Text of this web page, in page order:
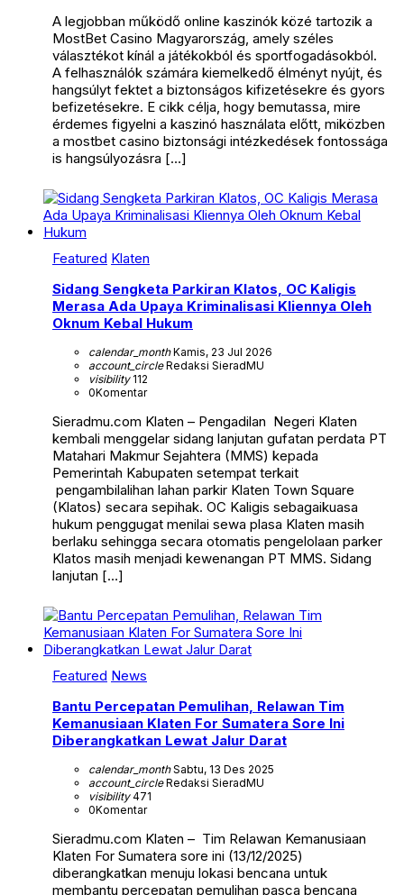
A legjobban működő online kaszinók közé tartozik a
MostBet Casino Magyarország, amely széles
választékot kínál a játékokból és sportfogadásokból.
A felhasználók számára kiemelkedő élményt nyújt, és
hangsúlyt fektet a biztonságos kifizetésekre és gyors
befizetésekre. E cikk célja, hogy bemutassa, mire
érdemes figyelni a kaszinó használata előtt, miközben
a mostbet casino biztonsági intézkedések fontossága
is hangsúlyozásra […]
Featured Klaten
Sidang Sengketa Parkiran Klatos, OC Kaligis
Merasa Ada Upaya Kriminalisasi Kliennya Oleh
Oknum Kebal Hukum
calendar_monthKamis, 23 Jul 2026
account_circleRedaksi SieradMU
visibility112
0Komentar
Sieradmu.com Klaten – Pengadilan Negeri Klaten
kembali menggelar sidang lanjutan gufatan perdata PT
Matahari Makmur Sejahtera (MMS) kepada
Pemerintah Kabupaten setempat terkait
pengambilalihan lahan parkir Klaten Town Square
(Klatos) secara sepihak. OC Kaligis sebagaikuasa
hukum penggugat menilai sewa plasa Klaten masih
berlaku sehingga secara otomatis pengelolaan parker
Klatos masih menjadi kewenangan PT MMS. Sidang
lanjutan […]
Featured News
Bantu Percepatan Pemulihan, Relawan Tim
Kemanusiaan Klaten For Sumatera Sore Ini
Diberangkatkan Lewat Jalur Darat
calendar_monthSabtu, 13 Des 2025
account_circleRedaksi SieradMU
visibility471
0Komentar
Sieradmu.com Klaten – Tim Relawan Kemanusiaan
Klaten For Sumatera sore ini (13/12/2025)
diberangkatkan menuju lokasi bencana untuk
membantu percepatan pemulihan pasca bencana